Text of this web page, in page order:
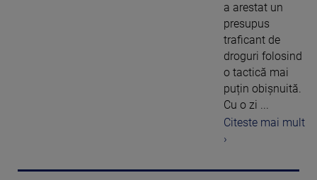
a arestat un
presupus
traficant de
droguri folosind
o tactică mai
puțin obișnuită.
Cu o zi ...
Citeste mai mult
›